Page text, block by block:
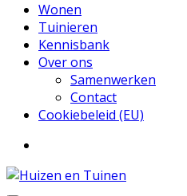
Wonen
Tuinieren
Kennisbank
Over ons
Samenwerken
Contact
Cookiebeleid (EU)